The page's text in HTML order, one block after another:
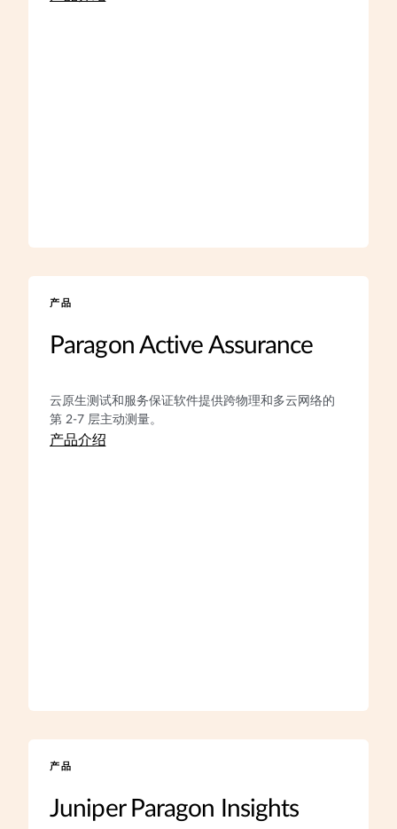
产品
Paragon Active Assurance
云原生测试和服务保证软件提供跨物理和多云网络的
第 2-7 层主动测量。
产品介绍
产品
Juniper Paragon Insights